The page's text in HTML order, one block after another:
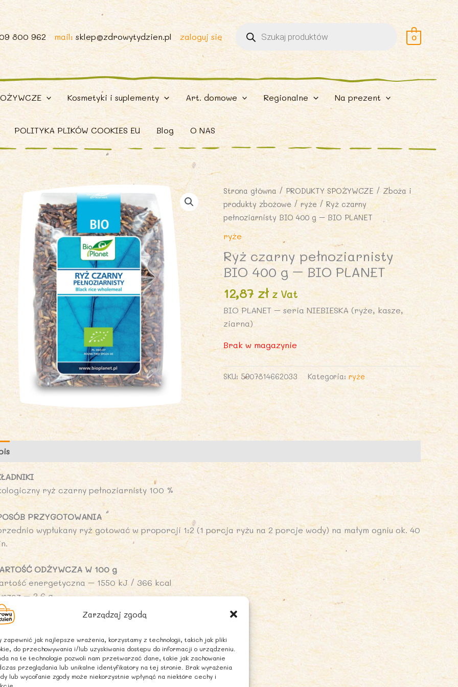
Zarządzaj zgodą
zapewnić jak najlepsze wrażenia, korzystamy z technologii, takich jak pliki
do przechowywania i/lub uzyskiwania dostępu do informacji o urządzeniu.
na te technologie pozwoli nam przetwarzać dane, takie jak zachowanie
przeglądania lub unikalne identyfikatory na tej stronie. Brak wyrażenia
lub wycofanie zgody może niekorzystnie wpłynąć na niektóre cechy i
800 962 mail: sklep@zdrowytydzien.pl zaloguj się
Wyszukiwarka
produktów 0
Kosmetyki i suplementy Art. domowe Regionalne Na prezent
POLITYKA PLIKÓW COOKIES EU Blog O NAS
Strona główna / PRODUKTY SPOŻYWCZE / Zboża i
produkty zbożowe /ryże/ Ryż czarny
pełnoziarnisty BIO 400 g – BIO PLANET
ryże
Ryż czarny pełnoziarnisty
BIO 400 g – BIO PLANET
12,87 zł z Vat
BIO PLANET – seria NIEBIESKA (ryże, kasze,
ziarna)
Brak w magazynie
SKU: 5907814662033 Kategoria:ryże
ryż czarny pełnoziarnisty 100 %
PRZYGOTOWANIA
wypłukany ryż gotować w proporcji 1:2 (1 porcja ryżu na 2 porcje wody) na małym ogniu ok. 40
ODŻYWCZA W 100 g
energetyczna – 1550 kJ / 366 kcal
– 3,6 g
kwasy tłuszczowe nasycone – 0,7 g
– 73g
cukry – 0 g
1,4
– 9,9 g